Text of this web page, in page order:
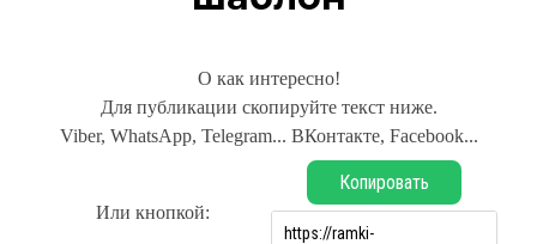
О как интересно!
Для публикации скопируйте текст ниже.
Viber, WhatsApp, Telegram... ВКонтакте, Facebook...
Или кнопкой:
Копировать